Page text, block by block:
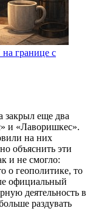
границе с
еще два
и «Лаворишкес».
на них
объяснить эти
и не смогло:
о геополитике, то
официальный
деятельность в
раздувать